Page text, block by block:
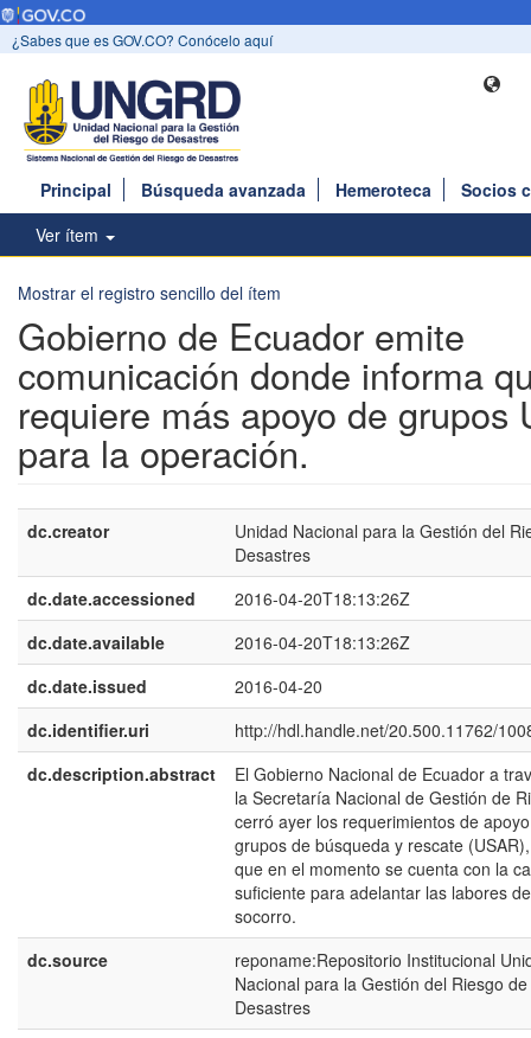
¿Sabes que es GOV.CO? Conócelo aquí
Principal Búsqueda avanzada Hemeroteca
Socios
Ver ítem
Mostrar el registro sencillo del ítem
Gobierno de Ecuador emite
comunicación donde informa
requiere más apoyo de grupos
para la operación.
dc.creator
Unidad Nacional para la Gestión del
Desastres
dc.date.accessioned
2016-04-20T18:13:26Z
dc.date.available
2016-04-20T18:13:26Z
dc.date.issued
2016-04-20
dc.identifier.uri
http://hdl.handle.net/20.500.11762/
dc.description.abstract
El Gobierno Nacional de Ecuador a
la Secretaría Nacional de Gestión de
cerró ayer los requerimientos de
grupos de búsqueda y rescate
que en el momento se cuenta con la
suficiente para adelantar las labores de
socorro.
dc.source
reponame:Repositorio Institucional
Nacional para la Gestión del Riesgo de
Desastres